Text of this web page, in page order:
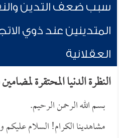
سبب ضعف التدين
المتدينين عند ذوي
العقلانية
النظرة الدنيا المحتقرة
بسم الله الرحمن الرحيم.
مشاهدينا الكرام! السلام عليكم